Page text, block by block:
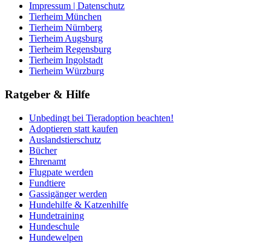
Impressum | Datenschutz
Tierheim München
Tierheim Nürnberg
Tierheim Augsburg
Tierheim Regensburg
Tierheim Ingolstadt
Tierheim Würzburg
Ratgeber & Hilfe
Unbedingt bei Tieradoption beachten!
Adoptieren statt kaufen
Auslandstierschutz
Bücher
Ehrenamt
Flugpate werden
Fundtiere
Gassigänger werden
Hundehilfe & Katzenhilfe
Hundetraining
Hundeschule
Hundewelpen